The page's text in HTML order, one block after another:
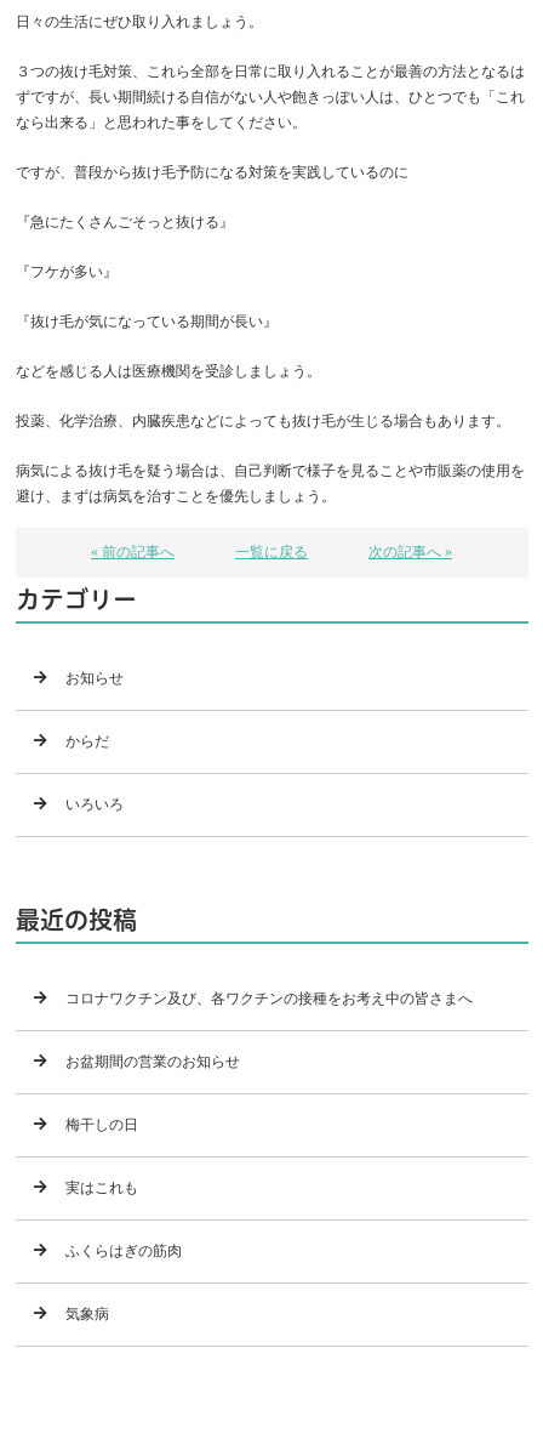
日々の生活にぜひ取り入れましょう。
３つの抜け毛対策、これら全部を日常に取り入れることが最善の方法となるは
ずですが、長い期間続ける自信がない人や飽きっぽい人は、ひとつでも「これ
なら出来る」と思われた事をしてください。
ですが、普段から抜け毛予防になる対策を実践しているのに
『急にたくさんごそっと抜ける』
『フケが多い』
『抜け毛が気になっている期間が長い』
などを感じる人は医療機関を受診しましょう。
投薬、化学治療、内臓疾患などによっても抜け毛が生じる場合もあります。
病気による抜け毛を疑う場合は、自己判断で様子を見ることや市販薬の使用を
避け、まずは病気を治すことを優先しましょう。
« 前の記事へ 一覧に戻る 次の記事へ »
カテゴリー
お知らせ
からだ
いろいろ
最近の投稿
コロナワクチン及び、各ワクチンの接種をお考え中の皆さまへ
お盆期間の営業のお知らせ
梅干しの日
実はこれも
ふくらはぎの筋肉
気象病